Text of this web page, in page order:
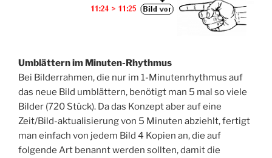
Umblättern im Minuten-Rhythmus
Bei Bilderrahmen, die nur im 1-Minutenrhythmus auf
das neue Bild umblättern, benötigt man 5 mal so viele
Bilder (720 Stück). Da das Konzept aber auf eine
Zeit/Bild-aktualisierung von 5 Minuten abziehlt, fertigt
man einfach von jedem Bild 4 Kopien an, die auf
folgende Art benannt werden sollten, damit die